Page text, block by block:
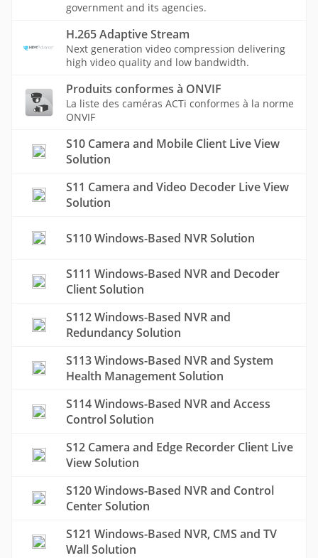
government and its agencies.
H.265 Adaptive Stream
Next generation video compression delivering
high video quality and low bandwidth.
Produits conformes à ONVIF
La liste des caméras ACTi conformes à la norme
ONVIF
S10 Camera and Mobile Client Live View
Solution
S11 Camera and Video Decoder Live View
Solution
S110 Windows-Based NVR Solution
S111 Windows-Based NVR and Decoder
Client Solution
S112 Windows-Based NVR and
Redundancy Solution
S113 Windows-Based NVR and System
Health Management Solution
S114 Windows-Based NVR and Access
Control Solution
S12 Camera and Edge Recorder Client Live
View Solution
S120 Windows-Based NVR and Control
Center Solution
S121 Windows-Based NVR, CMS and TV
Wall Solution